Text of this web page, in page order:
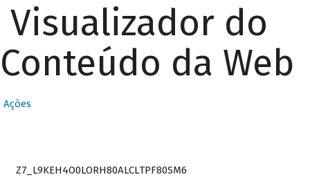
Visualizador do
Conteúdo da Web
Ações
Z7_L9KEH4O0LORH80ALCLTPF80SM6